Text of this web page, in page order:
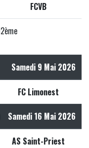
FCVB
Samedi 9 Mai 2026
FC Limonest
Samedi 16 Mai 2026
AS Saint-Priest